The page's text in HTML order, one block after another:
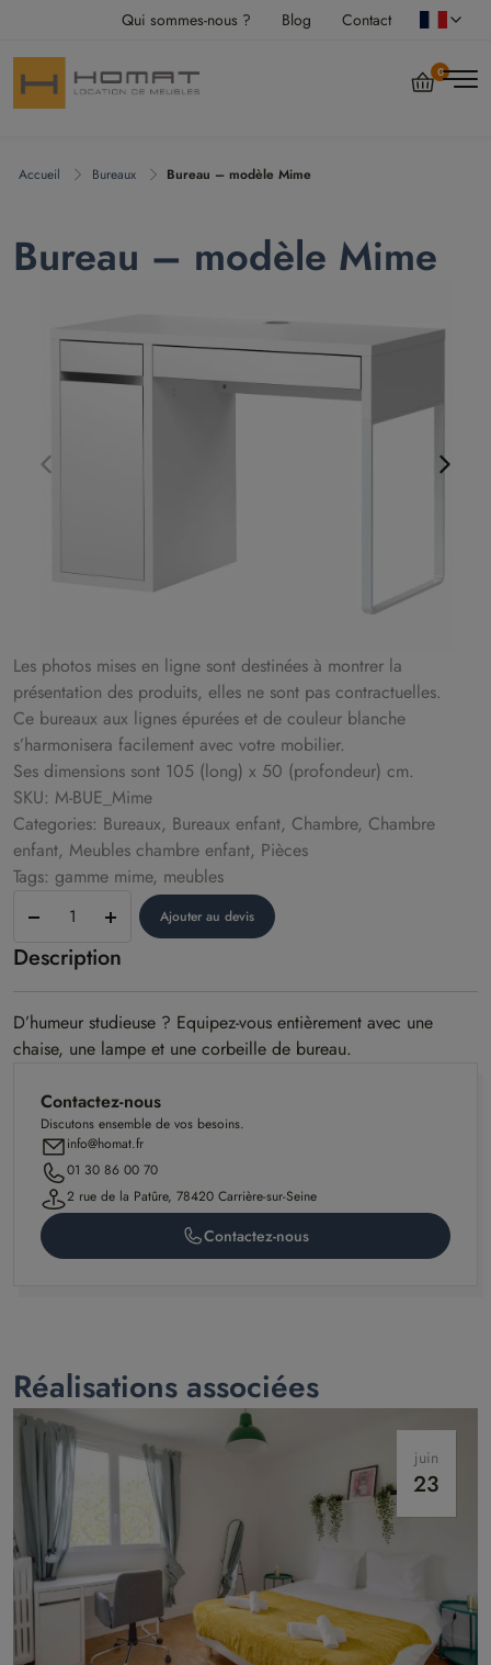
Qui sommes-nous ? Blog Contact
0
Accueil Bureaux Bureau – modèle Mime
Bureau – modèle Mime
Les photos mises en ligne sont destinées à montrer la
présentation des produits, elles ne sont pas contractuelles.
Ce bureaux aux lignes épurées et de couleur blanche
s’harmonisera facilement avec votre mobilier.
Ses dimensions sont 105 (long) x 50 (profondeur) cm.
SKU: M-BUE_Mime
Categories: Bureaux, Bureaux enfant, Chambre, Chambre
enfant, Meubles chambre enfant, Pièces
Tags: gamme mime, meubles
modèle
Ajouter au devis
Description
D’humeur studieuse ? Equipez-vous entièrement avec une
chaise, une lampe et une corbeille de bureau.
Contactez-nous
Discutons ensemble de vos besoins.
info@homat.fr
01 30 86 00 70
2 rue de la Patûre, 78420 Carrière-sur-Seine
Contactez-nous
Réalisations associées
juin
23